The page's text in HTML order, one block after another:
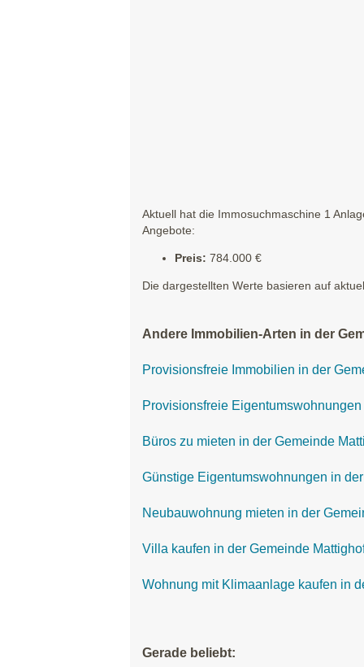
Aktuell hat die Immosuchmaschine 1
Angebote:
Preis: 784.000 €
Die dargestellten Werte basieren auf
Andere Immobilien-Arten in der
Provisionsfreie Immobilien in der
Provisionsfreie
Büros zu mieten in der Gemeinde
Günstige Eigentumswohnungen in
Neubauwohnung mieten in der
Villa kaufen in der Gemeinde
Wohnung mit Klimaanlage kaufen in
Gerade beliebt: